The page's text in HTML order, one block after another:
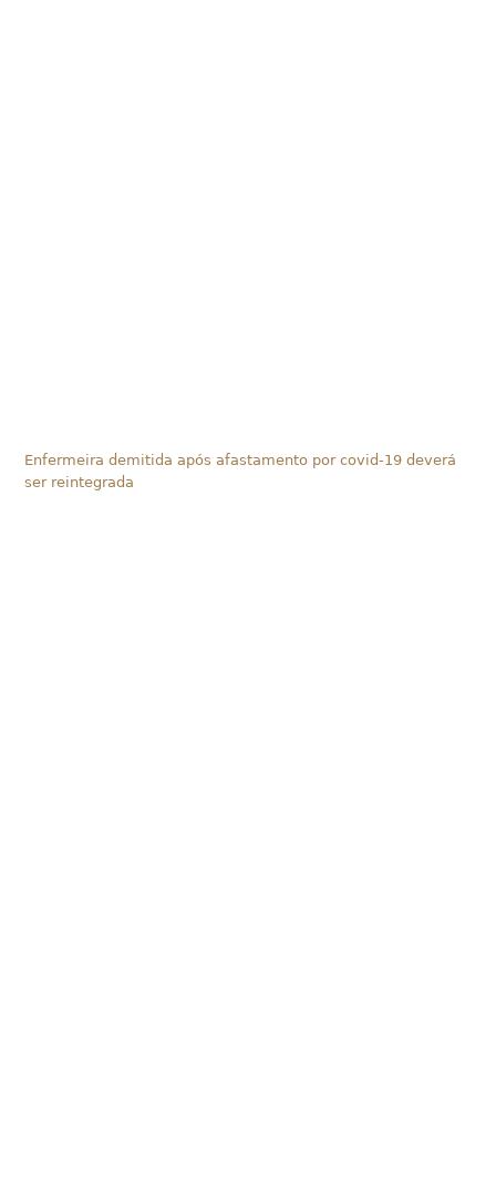
Enfermeira demitida após afastamento por covid-19 deverá
ser reintegrada